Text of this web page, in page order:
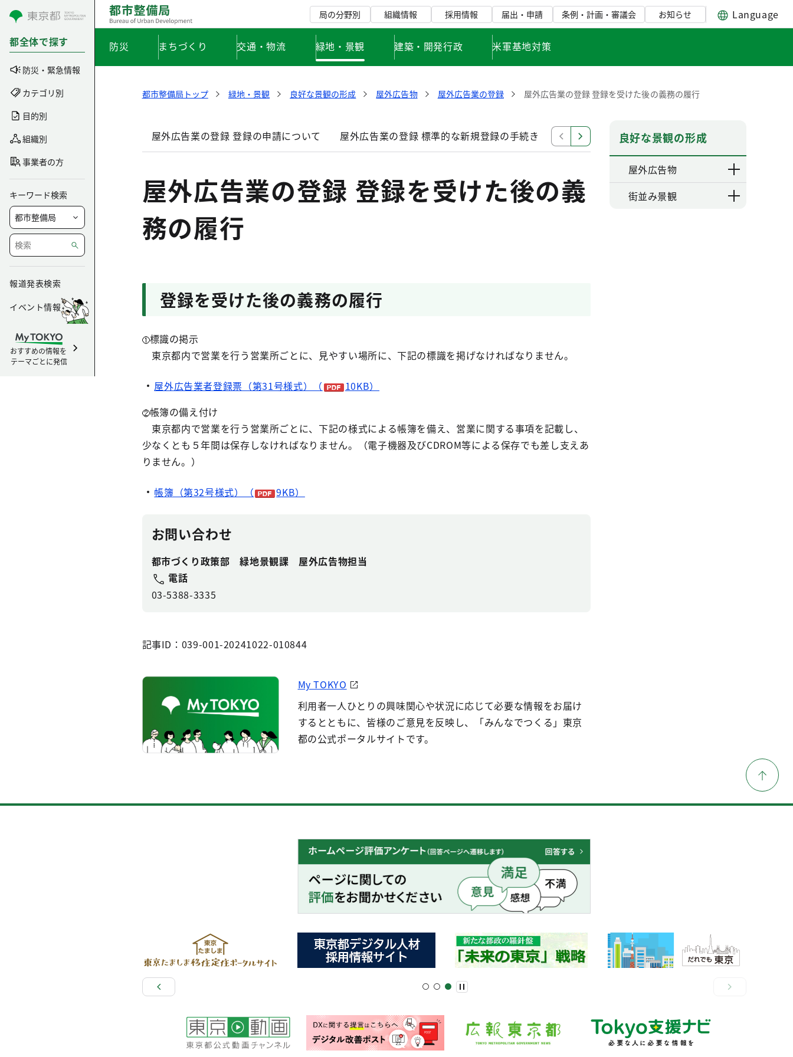
コンテンツにスキップ
都全体で探す
防災・緊急情報
カテゴリ別
目的別
組織別
事業者の方
キーワード検索
報道発表検索
イベント情報
おすすめの情報を
テーマごとに発信
局の分野別 組織情報 採用情報 届出・申請 条例・計画・審議会 お知らせ Language
防災 まちづくり 交通・物流 緑地・景観 建築・開発行政 米軍基地対策
都市整備局トップ 緑地・景観 良好な景観の形成 屋外広告物 屋外広告業の登録 屋外広告業の登録 登録を受けた後の義務の履行
屋外広告業の登録 登録の申請について 屋外広告業の登録 標準的な新規登録の手続き 屋外広告業の登録 登録後の変更手続について
屋外広告業の登録 登録を受けた後の義
務の履行
登録を受けた後の義務の履行
標識の掲示
東京都内で営業を行う営業所ごとに、見やすい場所に、下記の標識を掲げなければなりません。
屋外広告業者登録票（第31号様式）（
10KB）
帳簿の備え付け
東京都内で営業を行う営業所ごとに、下記の様式による帳簿を備え、営業に関する事項を記載し、
少なくとも５年間は保存しなければなりません。（電子機器及びCDROM等による保存でも差し支えあ
りません。）
帳簿（第32号様式）（ 9KB）
お問い合わせ
都市づくり政策部 緑地景観課 屋外広告物担当
電話
03-5388-3335
記事ID：039-001-20241022-010844
My TOKYO
利用者一人ひとりの興味関心や状況に応じて必要な情報をお届け
するとともに、皆様のご意見を反映し、「みんなでつくる」東京
都の公式ポータルサイトです。
良好な景観の形成
屋外広告物
街並み景観